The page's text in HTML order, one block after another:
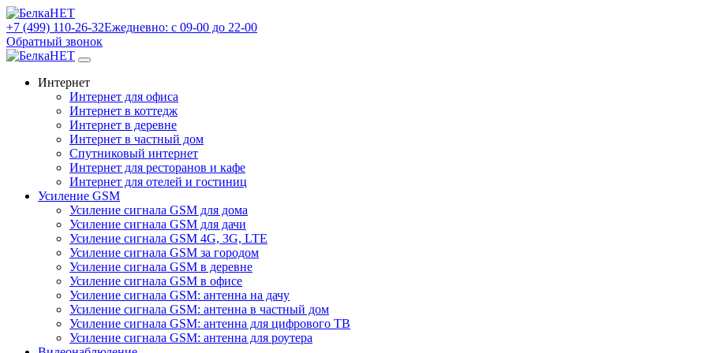
+7 (499) 110-26-32Ежедневно: с 09-00 до 22-00
Обратный звонок
Интернет
Интернет для офиса
Интернет в коттедж
Интернет в деревне
Интернет в частный дом
Спутниковый интернет
Интернет для ресторанов и кафе
Интернет для отелей и гостиниц
Усиление GSM
Усиление сигнала GSM для дома
Усиление сигнала GSM для дачи
Усиление сигнала GSM 4G, 3G, LTE
Усиление сигнала GSM за городом
Усиление сигнала GSM в деревне
Усиление сигнала GSM в офисе
Усиление сигнала GSM: антенна на дачу
Усиление сигнала GSM: антенна в частный дом
Усиление сигнала GSM: антенна для цифрового ТВ
Усиление сигнала GSM: антенна для роутера